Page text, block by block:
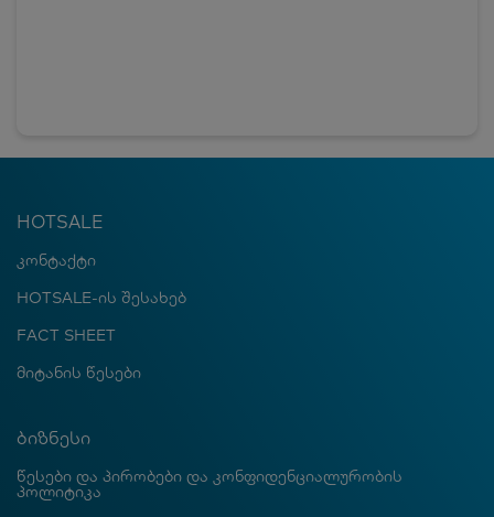
HOTSALE
კონტაქტი
HOTSALE-ის შესახებ
FACT SHEET
მიტანის წესები
ბიზნესი
წესები და პირობები და კონფიდენციალურობის
პოლიტიკა